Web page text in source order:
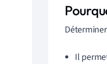
Déterminer
Il